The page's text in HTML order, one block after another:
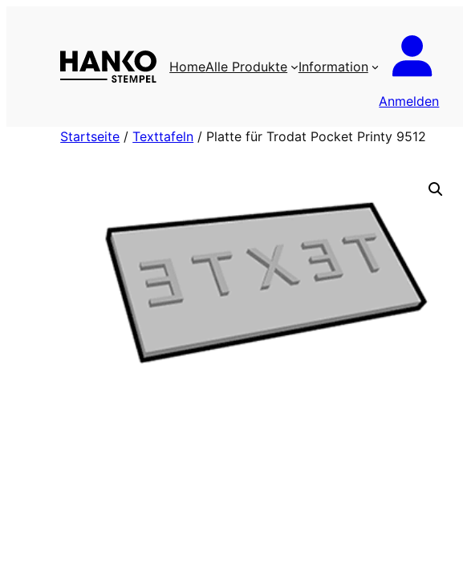
HomeAlle Produkte Information
Anmelden
Startseite /Texttafeln / Platte für Trodat Pocket Printy 9512